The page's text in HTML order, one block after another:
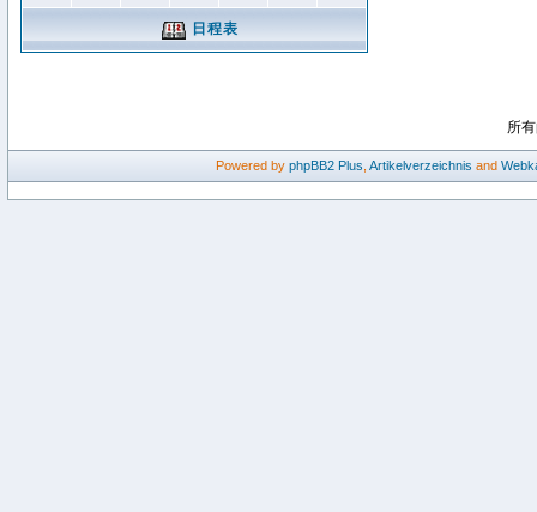
日程表
所
Powered by phpBB2 Plus Artikelverzeichnis and